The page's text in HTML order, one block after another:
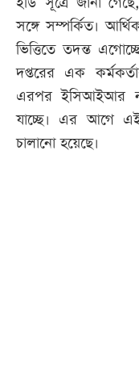
সঙ্গে সম্পর্কিত।
ভিত্তিতে তদন্ত
দপ্তরের এক
এরপর ইসিআইআর
যাচ্ছে। এর আগে এই
চালানো হয়েছে।